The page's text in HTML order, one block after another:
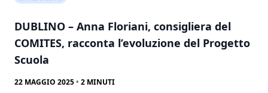
DUBLINO – Anna Floriani, consigliera del
COMITES, racconta l’evoluzione del Progetto
Scuola
22 MAGGIO 2025• 2 MINUTI